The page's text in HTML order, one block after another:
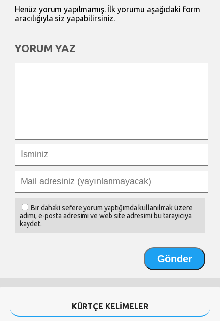
Henüz yorum yapılmamış. İlk yorumu aşağıdaki form
aracılığıyla siz yapabilirsiniz.
YORUM YAZ
Bir dahaki sefere yorum yaptığımda kullanılmak üzere
adımı, e-posta adresimi ve web site adresimi bu tarayıcıya
kaydet.
KÜRTÇE KELİMELER